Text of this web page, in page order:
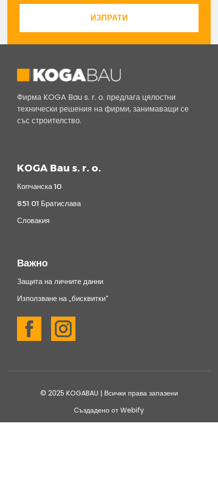
ИЗПРАТИ
Фирма KOGA Bau s. r. o. предлага цялостни
технически решения на фирми, занимаващи се
със строителство.
KOGA Bau s. r. o.
Копчанска 10
851 01 Братислава
Словакия
Важно
Защита на личните данни
Използване на „бисквитки“
© 2025 KOGABAU | Всички права запазени
Създадено от Webify